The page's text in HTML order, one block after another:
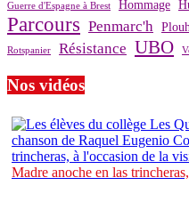
Guerre d'Espagne à Brest Hommage
Parcours Penmarc'h
Rotspanier Résistance UBO
Nos vidéos
Madre anoche en las